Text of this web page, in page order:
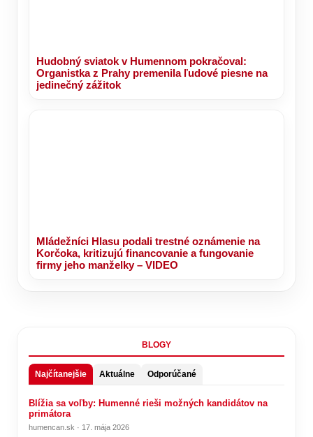
Hudobný sviatok v Humennom pokračoval:
Organistka z Prahy premenila ľudové piesne na
jedinečný zážitok
Mládežníci Hlasu podali trestné oznámenie na
Korčoka, kritizujú financovanie a fungovanie
firmy jeho manželky – VIDEO
BLOGY
Najčítanejšie Aktuálne Odporúčané
Blížia sa voľby: Humenné rieši možných kandidátov na
primátora
humencan.sk · 17. mája 2026